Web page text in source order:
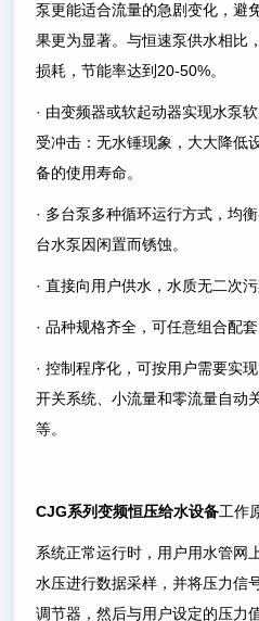
泵更能适合流量的急剧变化，避
果更为显著。与恒速泵供水相比
损耗，节能率达到20-50%。
· 由变频器或软起动器实现水泵
受冲击：无水锤现象，大大降低
备的使用寿命。
· 多台泵多种循环运行方式，均
台水泵因闲置而锈蚀。
· 直接向用户供水，水质无二次污
· 品种规格齐全，可任意组合配套
· 控制程序化，可按用户需要实
开关系统、小流量和零流量自动
等。
CJG系列变频恒压给水设备工作
系统正常运行时，用户用水管网
水压进行数据采样，并将压力信
调节器，然后与用户设定的压力